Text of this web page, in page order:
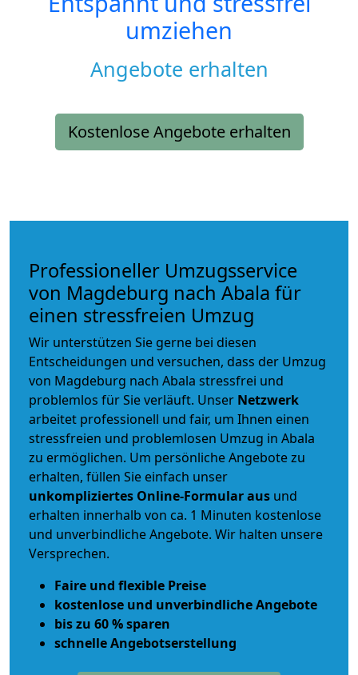
umziehen
Angebote erhalten
Kostenlose Angebote erhalten
Professioneller Umzugsservice
von Magdeburg nach Abala für
einen stressfreien Umzug
Wir unterstützen Sie gerne bei diesen
Entscheidungen und versuchen, dass der Umzug
von Magdeburg nach Abala stressfrei und
problemlos für Sie verläuft. Unser Netzwerk
arbeitet professionell und fair, um Ihnen einen
stressfreien und problemlosen Umzug in Abala
zu ermöglichen. Um persönliche Angebote zu
erhalten, füllen Sie einfach unser
unkompliziertes Online-Formular aus und
erhalten innerhalb von ca. 1 Minuten kostenlose
und unverbindliche Angebote. Wir halten unsere
Versprechen.
Faire und flexible Preise
kostenlose und unverbindliche Angebote
bis zu 60 % sparen
schnelle Angebotserstellung